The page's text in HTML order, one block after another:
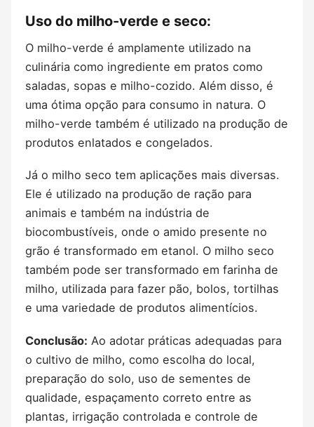
Uso do milho-verde e seco:
O milho-verde é amplamente utilizado na
culinária como ingrediente em pratos como
saladas, sopas e milho-cozido. Além disso, é
uma ótima opção para consumo in natura. O
milho-verde também é utilizado na produção de
produtos enlatados e congelados.
Já o milho seco tem aplicações mais diversas.
Ele é utilizado na produção de ração para
animais e também na indústria de
biocombustíveis, onde o amido presente no
grão é transformado em etanol. O milho seco
também pode ser transformado em farinha de
milho, utilizada para fazer pão, bolos, tortilhas
e uma variedade de produtos alimentícios.
Conclusão: Ao adotar práticas adequadas para
o cultivo de milho, como escolha do local,
preparação do solo, uso de sementes de
qualidade, espaçamento correto entre as
plantas, irrigação controlada e controle de